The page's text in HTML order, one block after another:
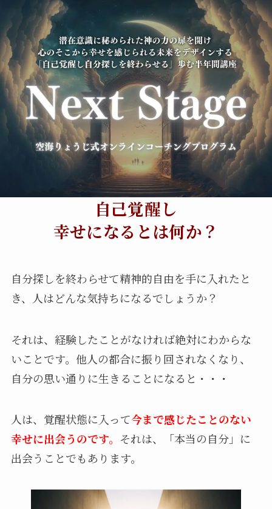
自己覚醒し
幸せになるとは何か？
自分探しを終わらせて精神的自由を手に入れたと
き、人はどんな気持ちになるでしょうか？
それは、経験したことがなければ絶対にわからな
いことです。他人の都合に振り回されなくなり、
自分の思い通りに生きることになると・・・
人は、覚醒状態に入って今まで感じたことのない
幸せに出会うのです。 それは、「本当の自分」に
出会うことでもあります。